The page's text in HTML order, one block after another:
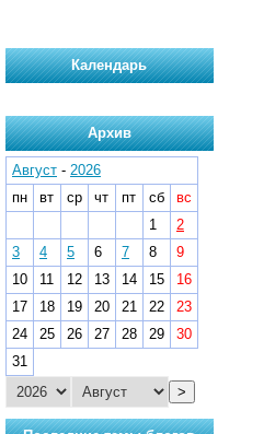
Календарь
Архив
Август - 2026
пн
вт ср чт пт сб
вс
1
2
3
4 5 6 7 8
9
10
11 12 13 14 15
16
17
18 19 20 21 22
23
24
25 26 27 28 29
30
31
>